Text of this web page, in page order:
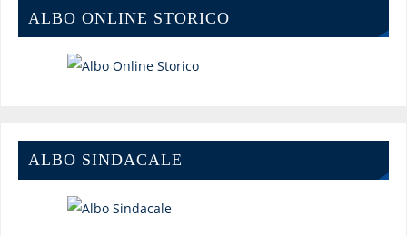
ALBO ONLINE STORICO
ALBO SINDACALE